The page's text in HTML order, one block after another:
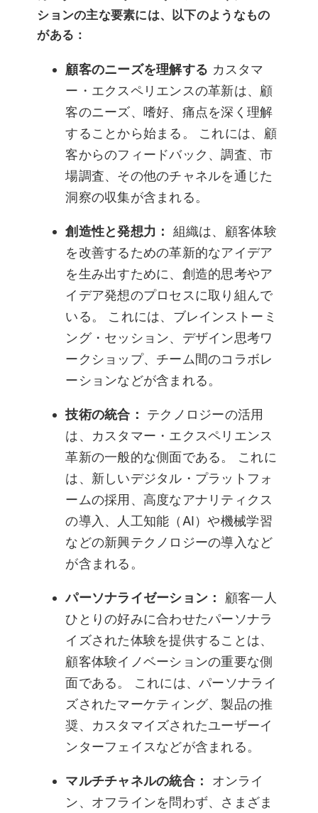
ションの主な要素には、以下のようなもの
がある：
顧客のニーズを理解する カスタマ
ー・エクスペリエンスの革新は、顧
客のニーズ、嗜好、痛点を深く理解
することから始まる。 これには、顧
客からのフィードバック、調査、市
場調査、その他のチャネルを通じた
洞察の収集が含まれる。
創造性と発想力： 組織は、顧客体験
を改善するための革新的なアイデア
を生み出すために、創造的思考やア
イデア発想のプロセスに取り組んで
いる。 これには、ブレインストーミ
ング・セッション、デザイン思考ワ
ークショップ、チーム間のコラボレ
ーションなどが含まれる。
技術の統合：
テクノロジーの活用
は、カスタマー・エクスペリエンス
革新の一般的な側面である。 これに
は、新しいデジタル・プラットフォ
ームの採用、高度なアナリティクス
の導入、人工知能（AI）や機械学習
などの新興テクノロジーの導入など
が含まれる。
パーソナライゼーション： 顧客一人
ひとりの好みに合わせたパーソナラ
イズされた体験を提供することは、
顧客体験イノベーションの重要な側
面である。 これには、パーソナライ
ズされたマーケティング、製品の推
奨、カスタマイズされたユーザーイ
ンターフェイスなどが含まれる。
マルチチャネルの統合：
オンライ
ン、オフラインを問わず、さまざま